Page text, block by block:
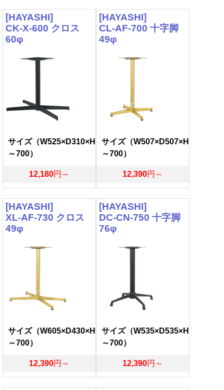
[HAYASHI]
CK-X-600 クロス
60φ
サイズ（W525×D310×H
～700）
12,180円～
[HAYASHI]
CL-AF-700 十字脚
49φ
サイズ（W507×D507×H
～700）
12,390円～
[HAYASHI]
XL-AF-730 クロス
49φ
サイズ（W605×D430×H
～700）
12,390円～
[HAYASHI]
DC-CN-750 十字脚
76φ
サイズ（W535×D535×H
～700）
12,390円～